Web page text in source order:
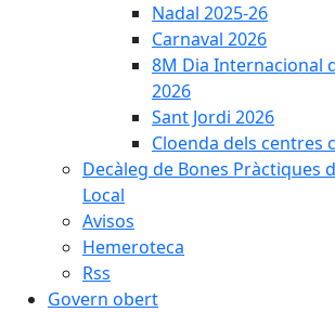
Nadal 2025-26
Carnaval 2026
8M Dia Internacional
2026
Sant Jordi 2026
Cloenda dels centres
Decàleg de Bones Pràctiques
Local
Avisos
Hemeroteca
Rss
Govern obert